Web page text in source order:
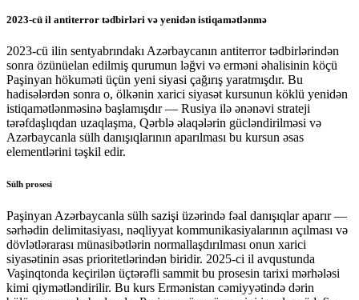
2023-cü il antiterror tədbirləri və yenidən istiqamətlənmə
2023-cü ilin sentyabrındakı Azərbaycanın antiterror tədbirlərindən
sonra özünüelan edilmiş qurumun ləğvi və erməni əhalisinin köçü
Paşinyan hökuməti üçün yeni siyasi çağırış yaratmışdır. Bu
hadisələrdən sonra o, ölkənin xarici siyasət kursunun köklü yenidən
istiqamətlənməsinə başlamışdır — Rusiya ilə ənənəvi strateji
tərəfdaşlıqdan uzaqlaşma, Qərblə əlaqələrin gücləndirilməsi və
Azərbaycanla sülh danışıqlarının aparılması bu kursun əsas
elementlərini təşkil edir.
Sülh prosesi
Paşinyan Azərbaycanla sülh sazişi üzərində fəal danışıqlar aparır —
sərhədin delimitasiyası, nəqliyyat kommunikasiyalarının açılması və
dövlətlərarası münasibətlərin normallaşdırılması onun xarici
siyasətinin əsas prioritetlərindən biridir. 2025-ci il avqustunda
Vaşinqtonda keçirilən üçtərəfli sammit bu prosesin tarixi mərhələsi
kimi qiymətləndirilir. Bu kurs Ermənistan cəmiyyətində dərin